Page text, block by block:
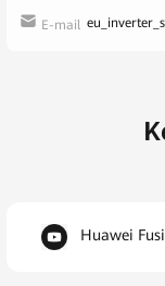
E-mail
Huawei